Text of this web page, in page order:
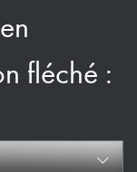
fléché :